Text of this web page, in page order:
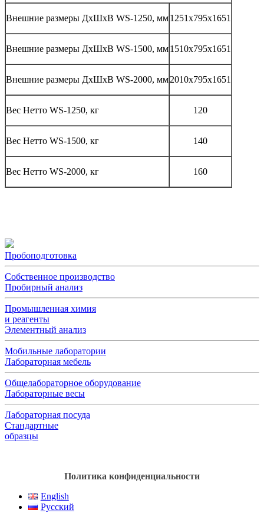
Внешние размеры ДхШхВ WS-1250, мм1251х795х1651
Внешние размеры ДхШхВ WS-1500, мм1510х795х1651
Внешние размеры ДхШхВ WS-2000, мм2010х795х1651
Вес Нетто WS-1250, кг 120
Вес Нетто WS-1500, кг 140
Вес Нетто WS-2000, кг 160
Пробоподготовка
Собственное производство
Пробирный анализ
Промышленная химия
и реагенты
Элементный анализ
Мобильные лаборатории
Лабораторная мебель
Общелабораторное оборудование
Лабораторные весы
Лабораторная посуда
Стандартные
образцы
Политика конфиденциальности
English
Русский